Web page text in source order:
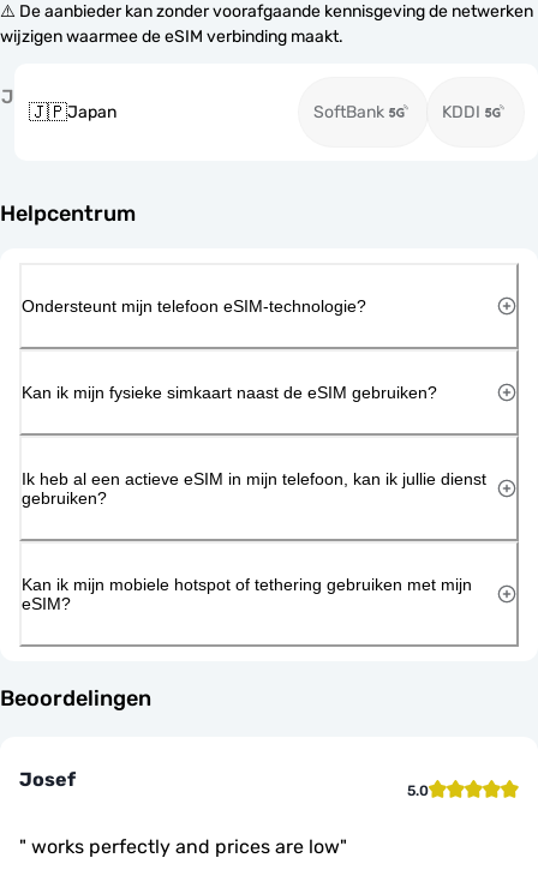
⚠️ De aanbieder kan zonder voorafgaande kennisgeving de netwerken
wijzigen waarmee de eSIM verbinding maakt.
J
🇯🇵Japan SoftBank KDDI
Helpcentrum
Ondersteunt mijn telefoon eSIM-technologie?
Kan ik mijn fysieke simkaart naast de eSIM gebruiken?
Ik heb al een actieve eSIM in mijn telefoon, kan ik jullie dienst
gebruiken?
Kan ik mijn mobiele hotspot of tethering gebruiken met mijn
eSIM?
Beoordelingen
Josef 5.0
" works perfectly and prices are low"